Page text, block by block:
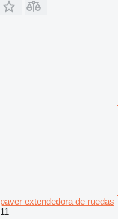
paver extendedora de ruedas
11